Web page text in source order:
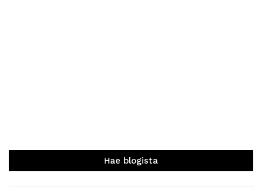
Hae blogista